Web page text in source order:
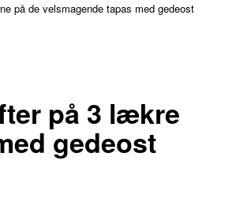
på de velsmagende tapas med gedeost
på 3 lækre
gedeost